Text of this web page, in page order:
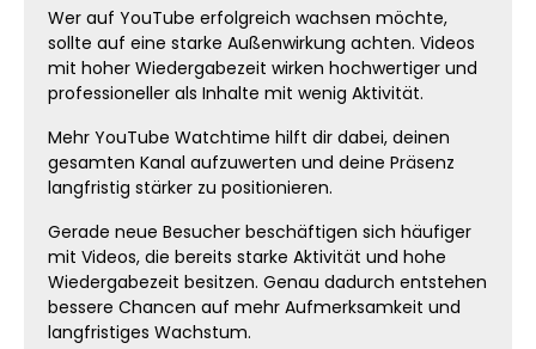
besitzen. Dadurch entsteht sofort mehr
Interesse bei neuen Besuchern. YouTube
Watchtime für Creator, Marken und
Unternehmen Auch Unternehmen,
Influencer und Marken nutzen YouTube
mit hoher Watchtime wirken deutlich
professioneller und hochwertiger. Mehr
Wiedergabezeit verbessert die
dafür, dass dein Kanal größer und
etablierter erscheint. Dadurch kannst du
deine Präsenz auf YouTube professioneller
aufbauen und neue Zielgruppen besser
erreichen. Warum Videos mit hoher
Watchtime erfolgreicher wirken Menschen
Wer auf YouTube erfolgreich wachsen möchte,
sollte auf eine starke Außenwirkung achten. Videos
mit hoher Wiedergabezeit wirken hochwertiger und
professioneller als Inhalte mit wenig Aktivität.
Mehr YouTube Watchtime hilft dir dabei, deinen
gesamten Kanal aufzuwerten und deine Präsenz
langfristig stärker zu positionieren.
Gerade neue Besucher beschäftigen sich häufiger
mit Videos, die bereits starke Aktivität und hohe
Wiedergabezeit besitzen. Genau dadurch entstehen
bessere Chancen auf mehr Aufmerksamkeit und
langfristiges Wachstum.